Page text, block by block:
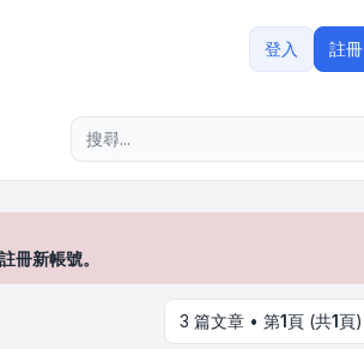
登入 註冊
新帳號。
3 篇文章 • 第1頁 (共1頁)